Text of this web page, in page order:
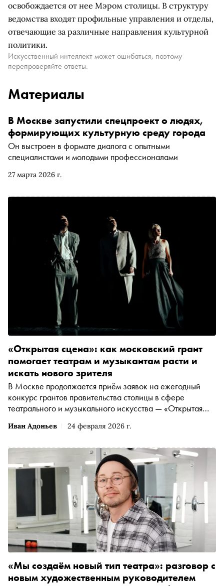
освобождается от нее Мэром столицы. В структуру
ведомства входят профильные управления и отделы,
отвечающие за различные направления культурной
политики.
Искусственный интеллект может ошибаться, поэтому
перепроверяйте ответы.
Материалы
27 марта 2026 г.
В Москве запустили спецпроект о людях,
формирующих культурную среду города
Он выстроен в формате диалога с опытными
специалистами и молодыми профессионалами
Иван Адоньев 24 февраля 2026 г.
«Открытая сцена»: как московский грант
помогает театрам и музыкантам расти и
искать нового зрителя
В Москве продолжается приём заявок на ежегодный
конкурс грантов правительства столицы в сфере
театрального и музыкального искусства — «Открытая
через цифровую платформу «Дело в Москве».
Департамент культуры города
«Мы создаём новый тип театра»: разговор с
новым художественным руководителем